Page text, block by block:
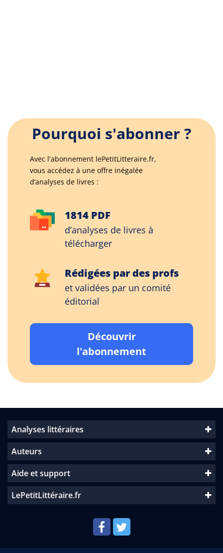
Pourquoi s'abonner ?
Avec l'abonnement lePetitLitteraire.fr,
vous accédez à une offre inégalée
d’analyses de livres :
1814 PDF
d’analyses de livres à
télécharger
Rédigées par des profs
et validées par un comité
éditorial
Découvrir
l'abonnement
Analyses littéraires
Auteurs
Aide et support
LePetitLittéraire.fr